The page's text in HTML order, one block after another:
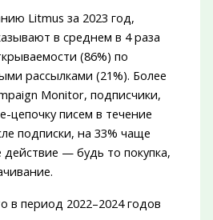
Litmus за 2023 год,
в среднем в 4 раза
(86%) по
рассылками (21%). Более
Monitor, подписчики,
цепочку писем в течение
подписки, на 33% чаще
— будь то покупка,
в период 2022–2024 годов